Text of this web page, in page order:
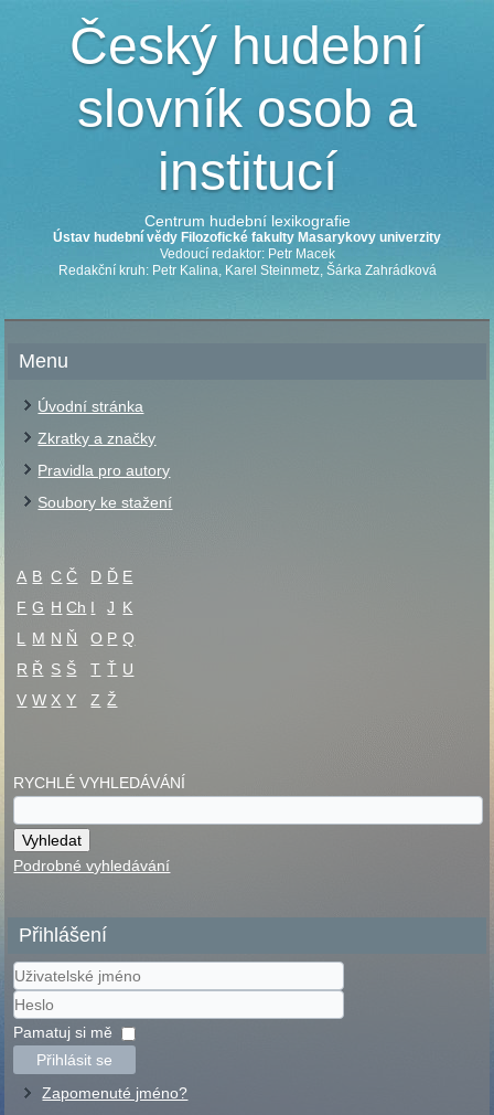
Český hudební
slovník osob a
institucí
Centrum hudební lexikografie
Ústav hudební vědy Filozofické fakulty Masarykovy univerzity
Vedoucí redaktor: Petr Macek
Redakční kruh: Petr Kalina, Karel Steinmetz, Šárka Zahrádková
Menu
Úvodní stránka
Zkratky a značky
Pravidla pro autory
Soubory ke stažení
A B C Č D Ď E
F G H Ch I J K
L
M N Ň O P Q
R Ř S Š T Ť U
V W X Y Z Ž
RYCHLÉ VYHLEDÁVÁNÍ
Podrobné vyhledávání
Přihlášení
Uživatelské
jméno
Heslo
Pamatuj si mě
Přihlásit se
Zapomenuté jméno?